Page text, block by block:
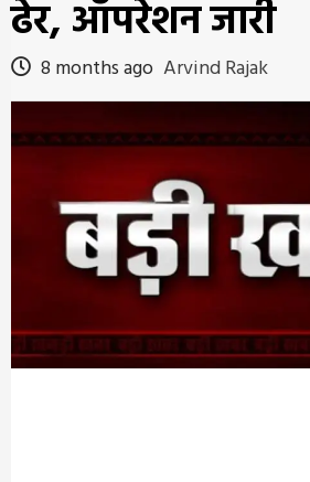
ढेर, ऑपरेशन जारी
8 months ago Arvind Rajak